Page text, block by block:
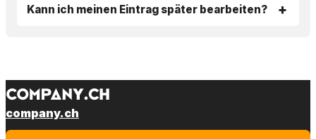
Kann ich meinen Eintrag später bearbeiten?
company.ch